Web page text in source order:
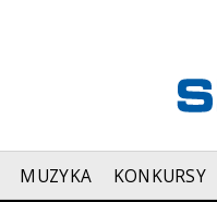
MUZYKA KONKURSY